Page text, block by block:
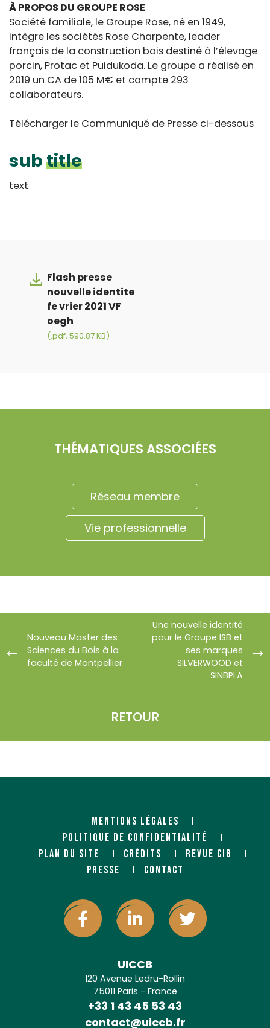
À PROPOS DU GROUPE ROSE
Société familiale, le Groupe Rose, né en 1949,
intègre les sociétés Rose Charpente, leader
français de la construction bois destiné à l’élevage
porcin, Protac et Puidukoda. Le groupe a réalisé en
2019 un CA de 105 M€ et compte 293
collaborateurs.
Télécharger le Communiqué de Presse ci-dessous
subtitle
text
Flash presse
nouvelle identite
fe vrier 2021 VF
oegh
(.pdf, 590.87 KB)
THÉMATIQUES ASSOCIÉES
Réseau membre
Vie professionnelle
Nouveau Master des
Sciences du Bois à la
faculté de Montpellier
RETOUR
Une nouvelle identité
pour le Groupe ISB et
ses marques
SILVERWOOD et
SINBPLA
MENTIONS LÉGALES
POLITIQUE DE CONFIDENTIALITÉ
PLAN DU SITE
CRÉDITS
REVUE CIB
PRESSE
CONTACT
UICCB
120 Avenue Ledru-Rollin
75011 Paris - France
+33 1 43 45 53 43
contact@uiccb.fr